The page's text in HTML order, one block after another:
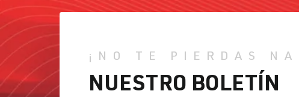
¡NO TE PIERDAS
NUESTRO BOLETÍN